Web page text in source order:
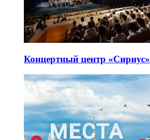
Концертный центр «Сириус»